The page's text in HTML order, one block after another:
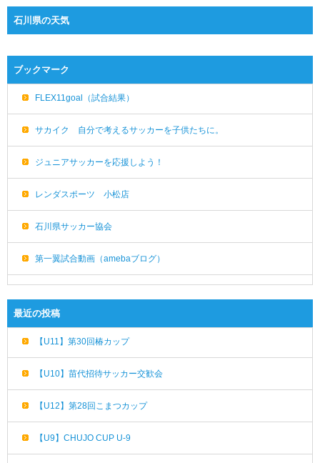
石川県の天気
ブックマーク
FLEX11goal（試合結果）
サカイク 自分で考えるサッカーを子供たちに。
ジュニアサッカーを応援しよう！
レンダスポーツ 小松店
石川県サッカー協会
第一翼試合動画（amebaブログ）
最近の投稿
【U11】第30回椿カップ
【U10】苗代招待サッカー交歓会
【U12】第28回こまつカップ
【U9】CHUJO CUP U-9